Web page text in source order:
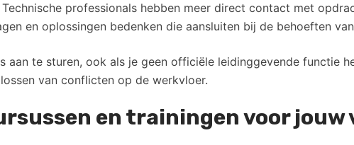
professionals hebben meer direct contact met
en oplossingen bedenken die aansluiten bij de behoeften
aan te sturen, ook als je geen officiële leidinggevende functie
van conflicten op de werkvloer.
en trainingen voor jouw